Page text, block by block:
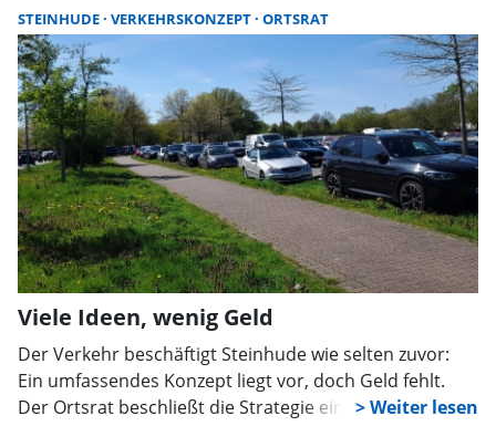
Parallel erarbeiteten die Christdemokraten ein
Wahlprogramm.
STEINHUDE VERKEHRSKONZEPT ORTSRAT
Viele Ideen, wenig Geld
Der Verkehr beschäftigt Steinhude wie selten zuvor:
Ein umfassendes Konzept liegt vor, doch Geld fehlt.
Der Ortsrat beschließt die Strategie einstimmig, ringt